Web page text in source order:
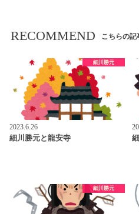
RECOMMEND こちらの記
細川勝元
2023.6.26
細川勝元と龍安寺
細川勝元